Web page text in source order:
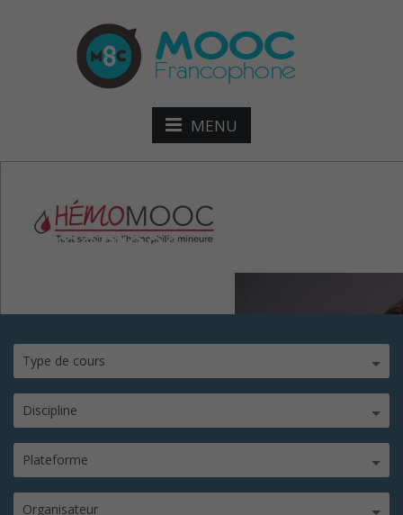
MENU
Hemomooc
Type de cours
Discipline
Plateforme
Organisateur